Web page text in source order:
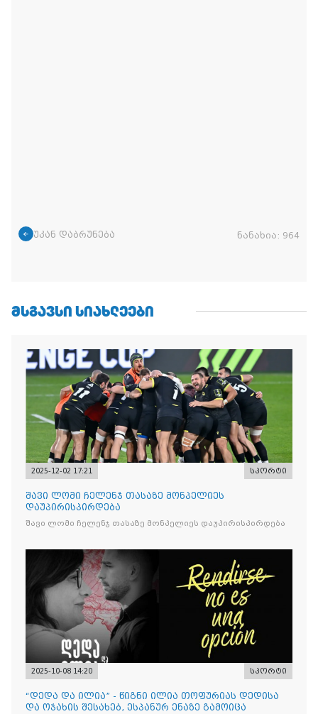
უკან დაბრუნება ნანახია: 964
ᲛᲡᲒᲐᲕᲡᲘ ᲡᲘᲐᲮᲚᲔᲔᲑᲘ
2025-12-02 17:21 სპორტი
შავი ლომი ჩელენჯ თასაზე მონპელიეს
დაუპირისპირდება
შავი ლომი ჩელენჯ თასაზე მონპელიეს დაუპირისპირდება
2025-10-08 14:20 სპორტი
“დედა და ილია” - წიგნი ილია თოფურიას დედისა
და ოჯახის შესახებ, ესპანურ ენაზე გამოიცა